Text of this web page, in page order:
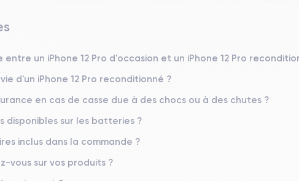
iOS (iOS 26)
un iPhone 12 Pro d'occasion et un iPhone 12 Pro
d'un iPhone 12 Pro reconditionné ?
en cas de casse due à des chocs ou à des chutes ?
disponibles sur les batteries ?
inclus dans la commande ?
vous sur vos produits ?